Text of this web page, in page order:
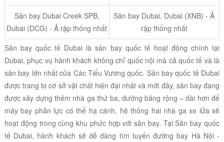
Sân bay Dubai Creek SPB,
Dubai (DCG) - Ả rập thống nhất
Sân bay Dubai, Dubai (XNB) - Ả
rập thống nhất
Sân bay quốc tế Dubai là sân bay quốc tế hoạt động chính tại
Dubai, phục vụ hành khách không chỉ quốc nội mà cả quốc tế và là
sân bay lớn nhất của Các Tiểu Vương quốc. Sân bay quốc tế Dubai
được trang bị cơ sở vật chất hiện đại nhất và mới đây, sân bay đang
được xây dựng thêm nhà ga thứ ba, đường băng rộng – dài hơn để
máy bay phản lực có thể hạ cánh, hệ thống hai nhà ga xe lửa sẽ
hoạt động trong cùng khu phức hợp với sân bay. Tại Sân bay quốc
tế Dubai, hành khách sẽ dễ dàng tìm tuyến đường bay Hà Nội -